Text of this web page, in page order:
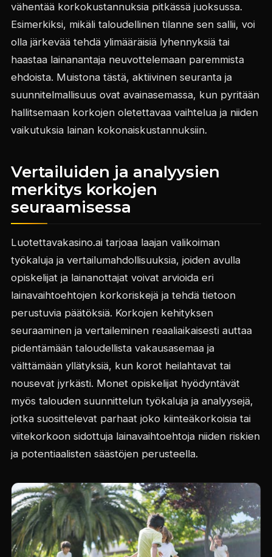
vähentää korkokustannuksia pitkässä juoksussa.
Esimerkiksi, mikäli taloudellinen tilanne sen sallii, voi
olla järkevää tehdä ylimääräisiä lyhennyksiä tai
haastaa lainanantaja neuvottelemaan paremmista
ehdoista. Muistona tästä, aktiivinen seuranta ja
suunnitelmallisuus ovat avainasemassa, kun pyritään
hallitsemaan korkojen oletettavaa vaihtelua ja niiden
vaikutuksia lainan kokonaiskustannuksiin.
Vertailuiden ja analyysien
merkitys korkojen
seuraamisessa
Luotettavakasino.ai tarjoaa laajan valikoiman
työkaluja ja vertailumahdollisuuksia, joiden avulla
opiskelijat ja lainanottajat voivat arvioida eri
lainavaihtoehtojen korkoriskejä ja tehdä tietoon
perustuvia päätöksiä. Korkojen kehityksen
seuraaminen ja vertaileminen reaaliaikaisesti auttaa
pidentämään taloudellista vakausasemaa ja
välttämään yllätyksiä, kun korot heilahtavat tai
nousevat jyrkästi. Monet opiskelijat hyödyntävät
myös talouden suunnittelun työkaluja ja analyysejä,
jotka suosittelevat parhaat joko kiinteäkorkoisia tai
viitekorkoon sidottuja lainavaihtoehtoja niiden riskien
ja potentiaalisten säästöjen perusteella.